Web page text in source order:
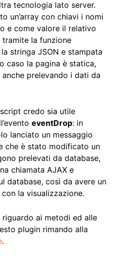
tecnologia lato server.
un’array con chiavi i nomi
e come valore il relativo
tramite la funzione
stringa JSON e stampata
caso la pagina è statica,
anche prelevando i dati da
credo sia utile
eventDrop: in
lanciato un messaggio
che è stato modificato un
prelevati da database,
chiamata AJAX e
database, così da avere un
la visualizzazione.
ai metodi ed alle
plugin rimando alla
.